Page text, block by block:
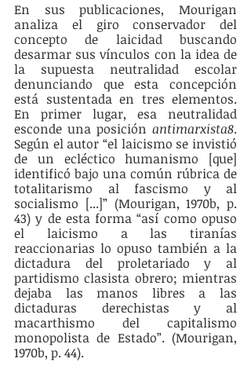
En sus publicaciones, Mourigan
analiza el giro conservador del
concepto de laicidad buscando
desarmar sus vínculos con la idea de
la supuesta neutralidad escolar
denunciando que esta concepción
está sustentada en tres elementos.
En primer lugar, esa neutralidad
esconde una posición antimarxista8.
Según el autor “el laicismo se invistió
de un ecléctico humanismo [que]
identificó bajo una común rúbrica de
totalitarismo al fascismo y al
socialismo [...]” (Mourigan, 1970b, p.
43) y de esta forma “así como opuso
el laicismo a las tiranías
reaccionarias lo opuso también a la
dictadura del proletariado y al
partidismo clasista obrero; mientras
dejaba las manos libres a las
dictaduras derechistas y al
macarthismo del capitalismo
monopolista de Estado”. (Mourigan,
1970b, p. 44).